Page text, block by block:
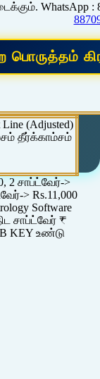
WhatsApp :
(Adjusted)
தீர்க்காம்சம்
2 சாப்ட்வேர்->
> Rs.11,000
Software
சாப்ட்வேர் ₹
KEY உண்டு